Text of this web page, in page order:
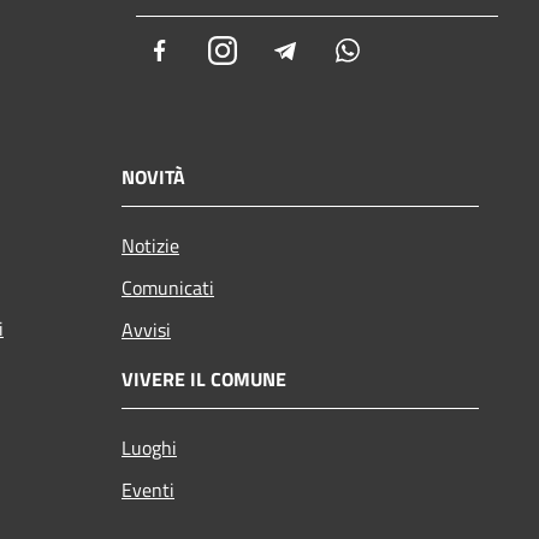
FacebookInstagramTelegram
NOVITÀ
Notizie
Comunicati
Avvisi
VIVERE IL COMUNE
Luoghi
Eventi